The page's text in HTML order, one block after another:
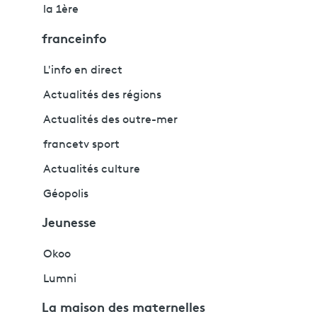
la 1ère
franceinfo
L'info en direct
Actualités des régions
Actualités des outre-mer
francetv sport
Actualités culture
Géopolis
Jeunesse
Okoo
Lumni
La maison des maternelles